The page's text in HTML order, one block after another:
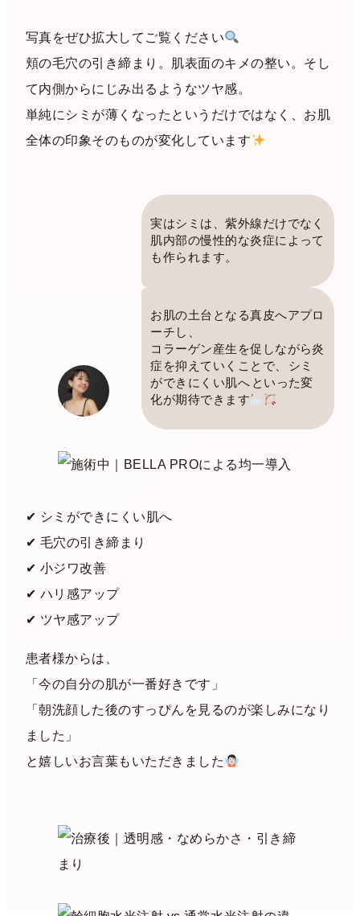
写真をぜひ拡大してご覧ください
頬の毛穴の引き締まり。肌表面のキメの整い。そし
て内側からにじみ出るようなツヤ感。
単純にシミが薄くなったというだけではなく、お肌
全体の印象そのものが変化しています
実はシミは、紫外線だけでなく
肌内部の慢性的な炎症によって
も作られます。
お肌の土台となる真皮へアプロ
ーチし、
コラーゲン産生を促しながら炎
症を抑えていくことで、
シミ
ができにくい肌へ といった変
化が期待できます
✔︎ シミができにくい肌へ
✔︎ 毛穴の引き締まり
✔︎ 小ジワ改善
✔︎ ハリ感アップ
✔︎ ツヤ感アップ
患者様からは、
「今の自分の肌が一番好きです」
「朝洗顔した後のすっぴんを見るのが楽しみになり
ました」
と嬉しいお言葉もいただきました